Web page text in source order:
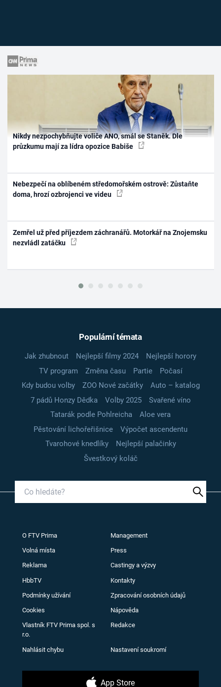
Nikdy nezpochybňujte voliče ANO, smál se Staněk. Dle
průzkumu mají za lídra opozice Babiše
Nebezpečí na oblíbeném středomořském ostrově: Zůstaňte
doma, hrozí ozbrojenci ve videu
Zemřel už před příjezdem záchranářů. Motorkář na Znojemsku
nezvládl zatáčku
Populární témata
Jak zhubnout Nejlepší filmy 2024
Nejlepší horory
TV program
Změna času Partie
Počasí
Kdy budou volby
ZOO Nové začátky
Auto – katalog
7 pádů Honzy Dědka
Volby 2025
Svařené víno
Tatarák podle Pohlreicha
Aloe vera
Pěstování lichořeřišnice
Výpočet ascendentu
Tvarohové knedlíky
Nejlepší palačinky
Švestkový koláč
O FTV Prima Management
Volná místa Press
Reklama Castingy a výzvy
HbbTV Kontakty
Podmínky užívání Zpracování osobních údajů
Cookies Nápověda
Vlastník FTV Prima spol. s
r.o.
Redakce
Nahlásit chybu Nastavení soukromí
App Store